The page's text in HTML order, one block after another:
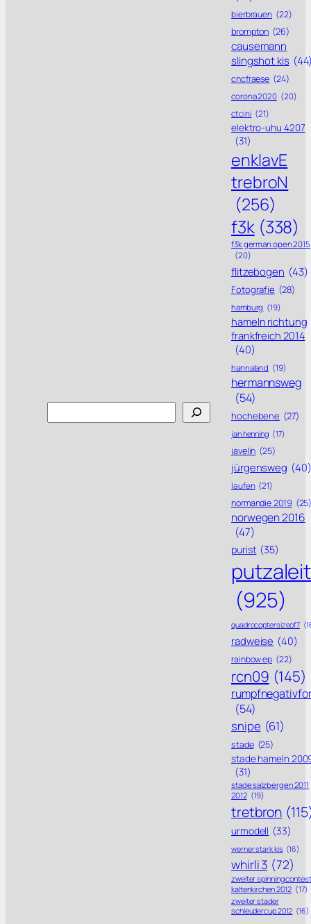
bierbrauen (22)
brompton (26)
causemann
slingshot kis
cncfraese (24)
corona 2020 (20)
ctcini (21)
elektro-uhu 4207
(31)
enklavE
trebroN
(256)
f3k (338)
f3k german open 2015
(20)
flitzebogen (43)
Fotografie (28)
hamburg (19)
hameln richtung
frankfreich 2014
(40)
hannaland (19)
hermannsweg
(54)
hochebene (27)
jan henning (17)
javelin (25)
jürgensweg (40)
laufen (21)
normandie 2019
norwegen 2016
(47)
purist (35)
putzaleit
(925)
quadrocoptersizeof7
radweise (40)
rainbow ep (22)
rcn09 (145)
(54)
snipe (61)
stade (25)
stade hameln
(31)
stade salzbergen 2011
2012 (19)
tretbron
urmodell (33)
werner stark kis (16)
whirli 3 (72)
zweiter spinning contest
kaltenkirchen 2012 (17)
zweiter stader
schleudercup 2012 (16)